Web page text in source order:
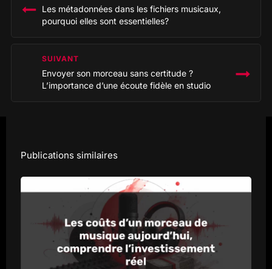
l’article Les métadonnées dans les fichiers musicaux,
pourquoi elles sont essentielles?
SUIVANT
Envoyer son morceau sans certitude ?
L’importance d’une écoute fidèle en studio
Publications similaires